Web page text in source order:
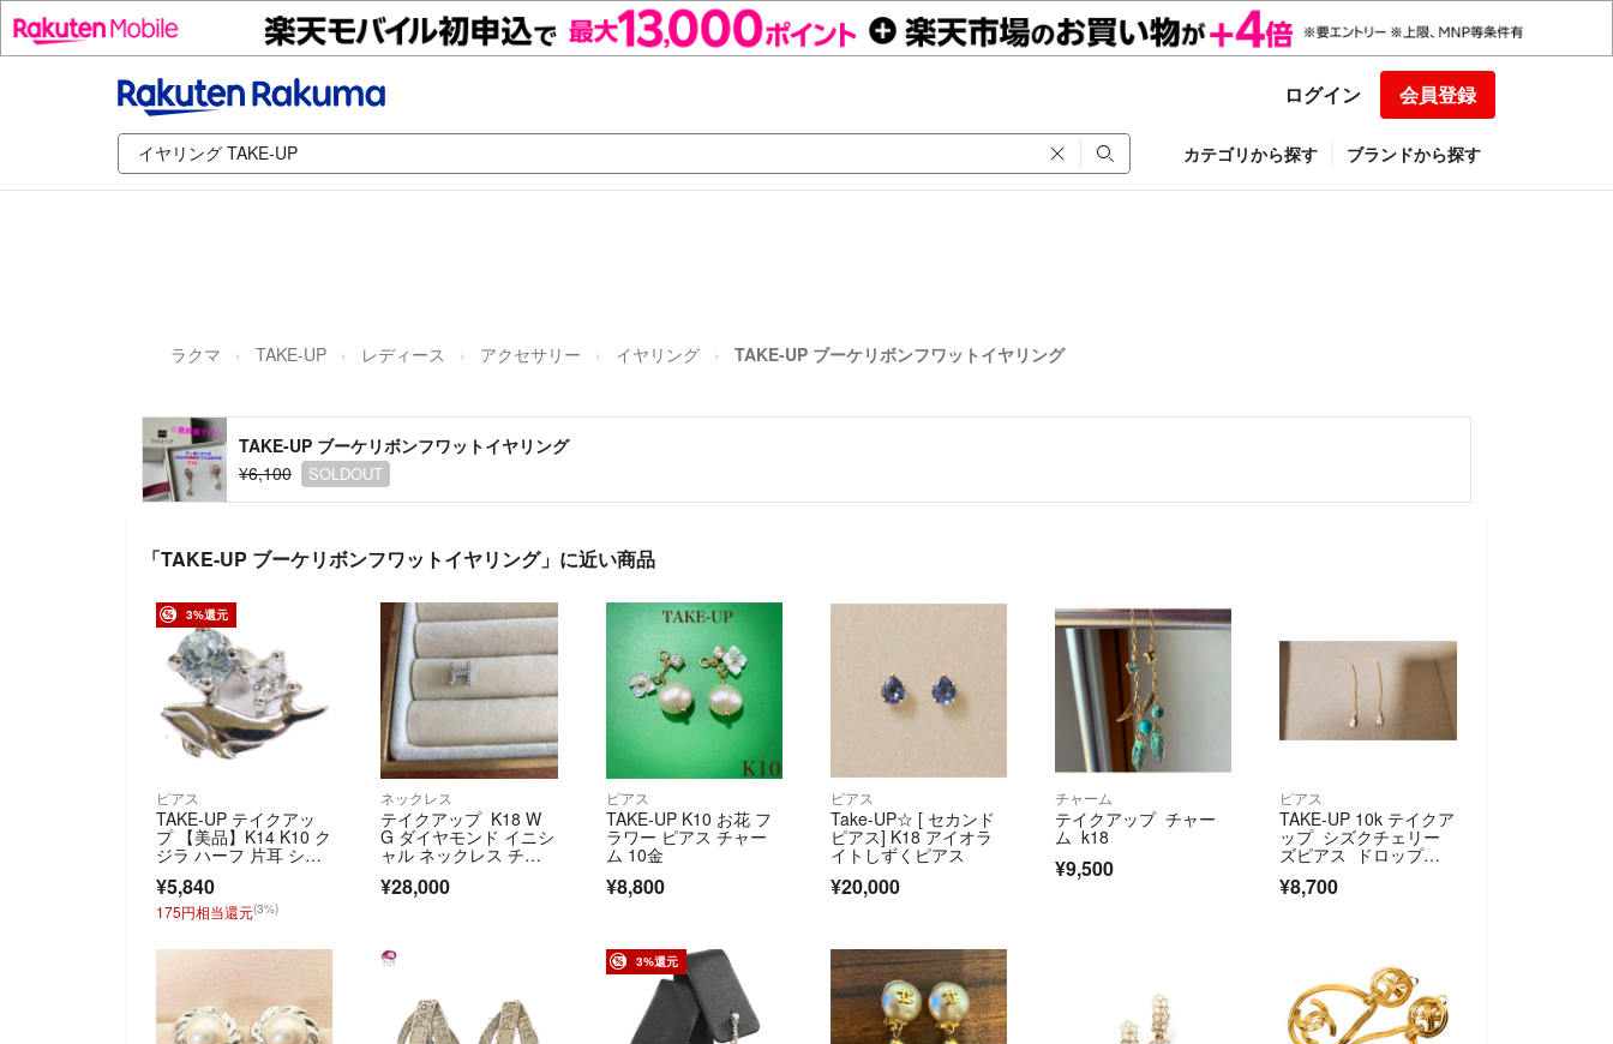
ログイン 会員登録
カテゴリから探す ブランドから探す
ラクマ TAKE-UP レディース アクセサリー イヤリング TAKE-UP ブーケリボンフワットイヤリング
TAKE-UP ブーケリボンフワットイヤリング
¥6,100
SOLDOUT
「TAKE-UP ブーケリボンフワットイヤリング」に近い商品
3%還元
ピアス
TAKE-UP テイクアッ
プ 【美品】K14 K10 ク
ジラ ハーフ 片耳 シン
グル
¥5,840
175円相当還元(3%)
ネックレス
テイクアップ K18 W
G ダイヤモンド イニシ
ャル ネックレス チャ
ーム H
¥28,000
ピアス
TAKE-UP K10 お花 フ
ラワー ピアス チャー
ム 10金
¥8,800
ピアス
Take-UP☆ [ セカンド
ピアス] K18 アイオラ
イトしずくピアス
¥20,000
チャーム
テイクアップ チャー
ム k18
¥9,500
ピアス
TAKE-UP 10k テイクア
ップ シズクチェリー
ズピアス ドロップチ
ェリーズピアス
¥8,700
3%還元